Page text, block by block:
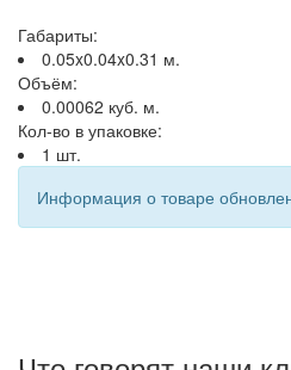
Габариты:
0.05x0.04x0.31 м.
Объём:
0.00062 куб. м.
Кол-во в упаковке:
1 шт.
Информация о товаре